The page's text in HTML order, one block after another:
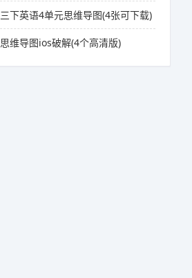
三下英语4单元思维导图(4张可下载)
思维导图ios破解(4个高清版)